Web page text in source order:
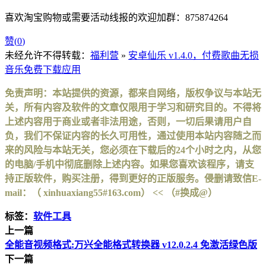
喜欢淘宝购物或需要活动线报的欢迎加群：875874264
赞(0)
未经允许不得转载： 福利营 » 安卓仙乐 v1.4.0，付费歌曲无损
音乐免费下载应用
免责声明：本站提供的资源，都来自网络，版权争议与本站无
关，所有内容及软件的文章仅限用于学习和研究目的。不得将
上述内容用于商业或者非法用途，否则，一切后果请用户自
负，我们不保证内容的长久可用性，通过使用本站内容随之而
来的风险与本站无关，您必须在下载后的24个小时之内，从您
的电脑/手机中彻底删除上述内容。如果您喜欢该程序，请支
持正版软件，购买注册，得到更好的正版服务。侵删请致信E-
mail：（ xinhuaxiang55#163.com） << （#换成@）
标签： 软件工具
上一篇
全能音视频格式:万兴全能格式转换器 v12.0.2.4 免激活绿色版
下一篇